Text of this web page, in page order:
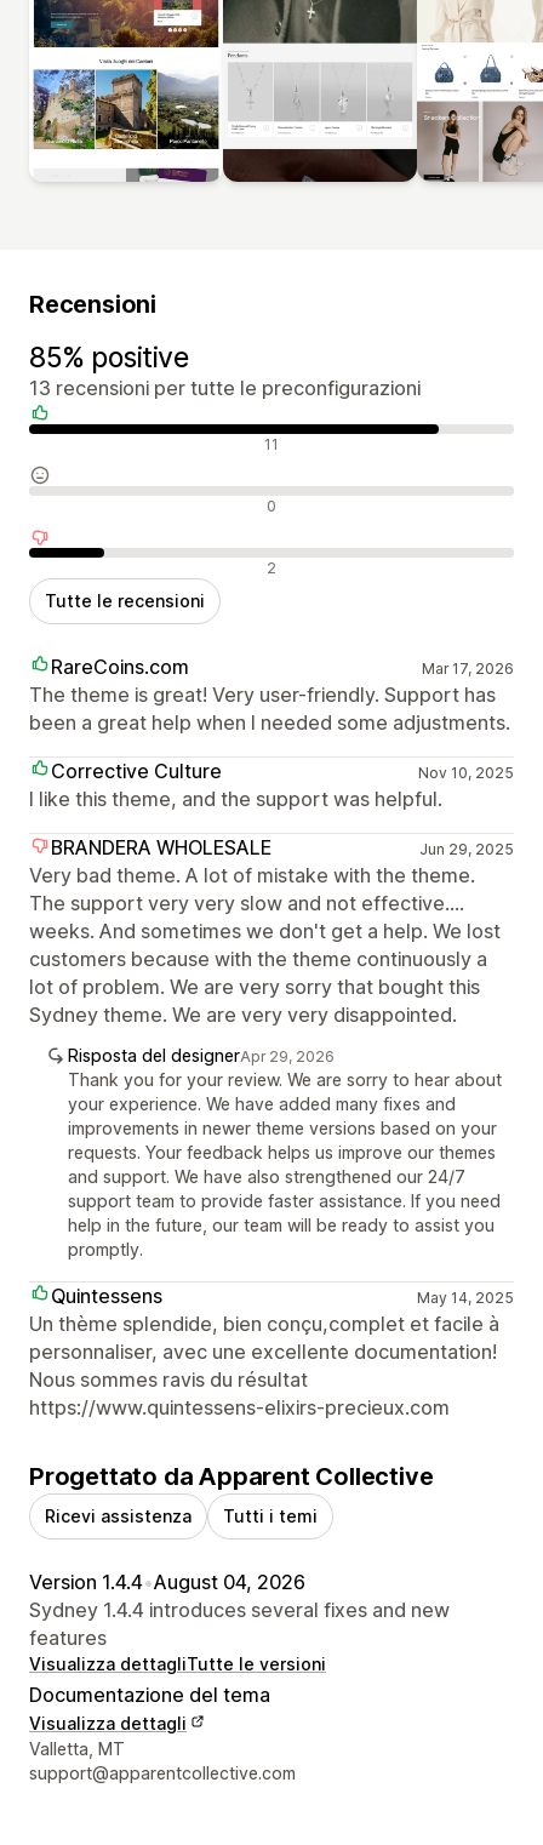
Recensioni
85% positive
13 recensioni per tutte le preconfigurazioni
Recensioni positive 11
Recensioni neutrali 0
Recensioni negative 2
Tutte le recensioni
RareCoins.com Mar 17, 2026
The theme is great! Very user-friendly. Support has
been a great help when I needed some adjustments.
Corrective Culture
Nov 10, 2025
I like this theme, and the support was helpful.
BRANDERA WHOLESALE
Jun 29, 2025
Very bad theme. A lot of mistake with the theme.
The support very very slow and not effective....
weeks. And sometimes we don't get a help. We lost
customers because with the theme continuously a
lot of problem. We are very sorry that bought this
Sydney theme. We are very very disappointed.
Risposta del designerApr 29, 2026
Thank you for your review. We are sorry to hear about
your experience. We have added many fixes and
improvements in newer theme versions based on your
requests. Your feedback helps us improve our themes
and support. We have also strengthened our 24/7
support team to provide faster assistance. If you need
help in the future, our team will be ready to assist you
promptly.
Quintessens May 14, 2025
Un thème splendide, bien conçu,complet et facile à
personnaliser, avec une excellente documentation!
Nous sommes ravis du résultat
https://www.quintessens-elixirs-precieux.com
Progettato da Apparent Collective
Ricevi assistenza Tutti i temi
Version 1.4.4•August 04, 2026
Sydney 1.4.4 introduces several fixes and new
features
Visualizza dettagliTutte le versioni
Documentazione del tema
Visualizza dettagli
Recapiti del designer
Valletta, MT
support@apparentcollective.com